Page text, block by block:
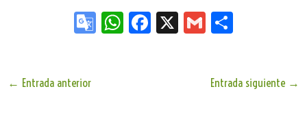
Go W
Fa
X
G
← Entrada anterior Entrada siguiente →